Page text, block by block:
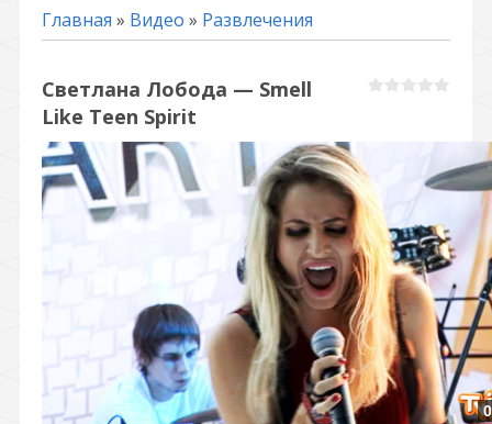
Главная » Видео » Развлечения
Светлана Лобода — Smell
Like Teen Spirit